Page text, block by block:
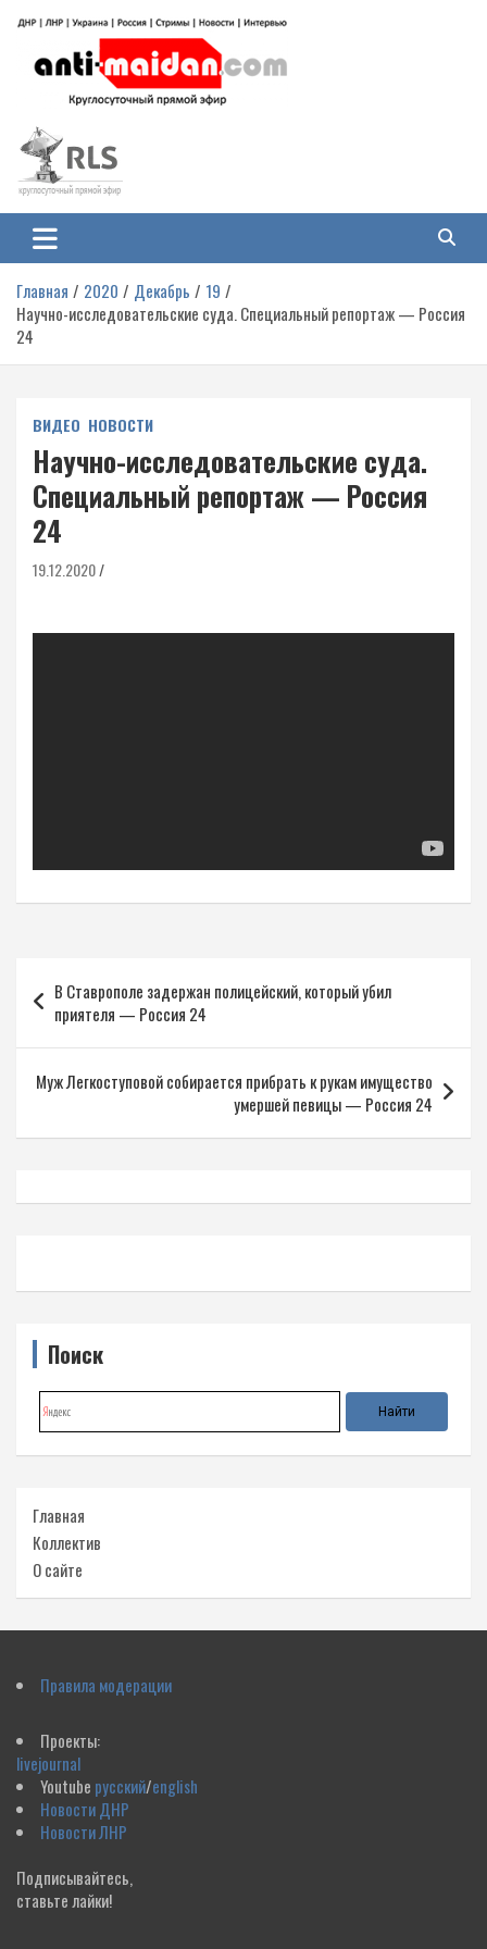
содержимому
Антимайдан: Гражданская война
на Украине
гражданской войне на Украине, включая события в Новороссии, ДНР,
ЛНР и других регионах.
Главная 2020 Декабрь
19
Научно-исследовательские суда. Специальный репортаж — Россия
24
ВИДЕО НОВОСТИ
Научно-исследовательские суда.
Специальный репортаж — Россия
24
19.12.2020
по
записям
В Ставрополе задержан полицейский, который убил
приятеля — Россия 24
Муж Легкоступовой собирается прибрать к рукам имущество
умершей певицы — Россия 24
Поиск
Главная
Коллектив
О сайте
Правила модерации
Проекты:
livejournal
Youtube русский/english
Новости ДНР
Новости ЛНР
Подписывайтесь,
ставьте лайки!